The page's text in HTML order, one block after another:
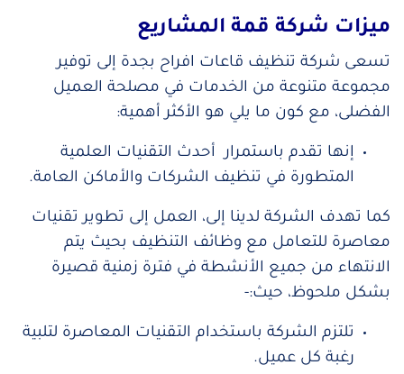
ميزات شركة قمة المشاريع
تسعى شركة تنظيف قاعات افراح بجدة إلى توفير
مجموعة متنوعة من الخدمات في مصلحة العميل
الفضلى، مع كون ما يلي هو الأكثر أهمية:
إنها تقدم باستمرار أحدث التقنيات العلمية
المتطورة في تنظيف الشركات والأماكن العامة.
كما تهدف الشركة لدينا إلى، العمل إلى تطوير تقنيات
معاصرة للتعامل مع وظائف التنظيف بحيث يتم
الانتهاء من جميع الأنشطة في فترة زمنية قصيرة
بشكل ملحوظ، حيث:-
تلتزم الشركة باستخدام التقنيات المعاصرة لتلبية
رغبة كل عميل.